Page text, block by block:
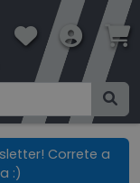
Correte a
:)